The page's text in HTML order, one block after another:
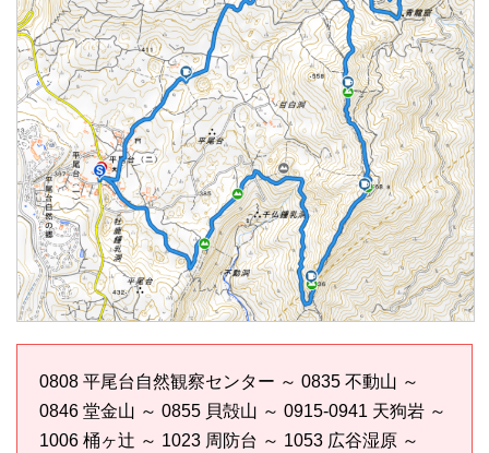
0808 平尾台自然観察センター ～ 0835 不動山 ～
0846 堂金山 ～ 0855 貝殻山 ～ 0915-0941 天狗岩 ～
1006 桶ヶ辻 ～ 1023 周防台 ～ 1053 広谷湿原 ～